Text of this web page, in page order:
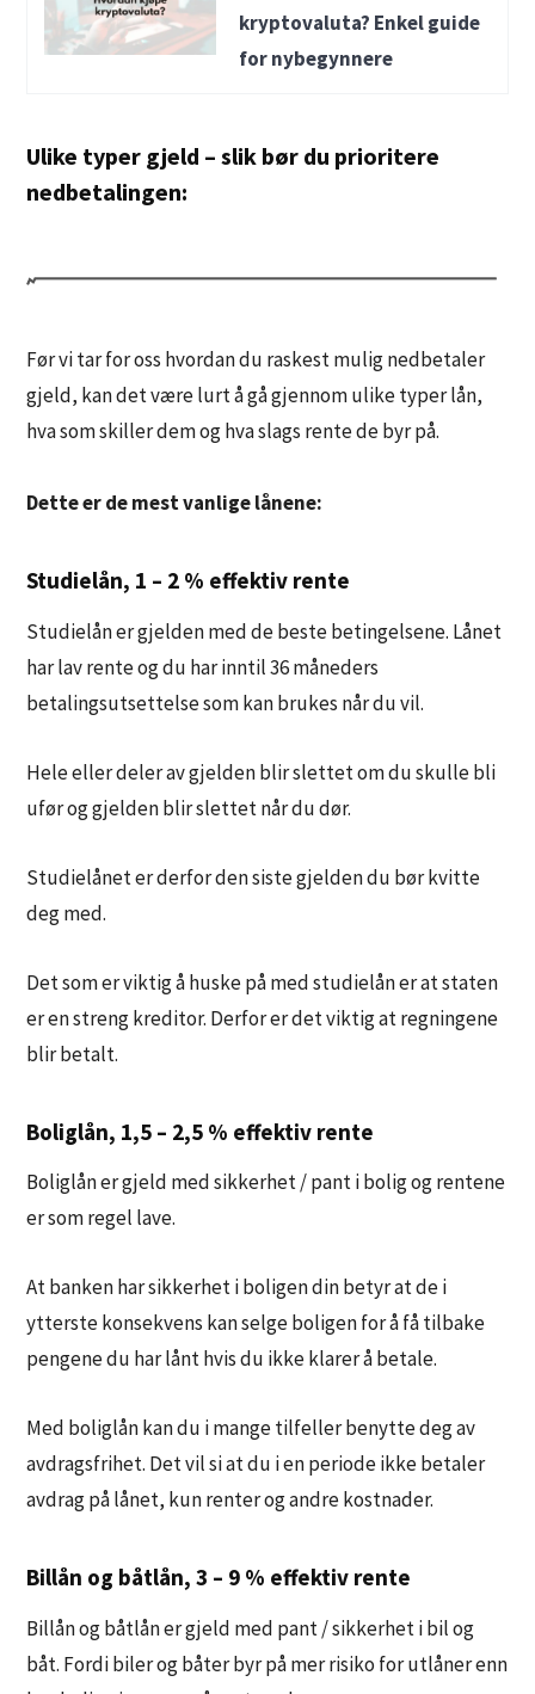
kryptovaluta? Enkel guide
for nybegynnere
Ulike typer gjeld – slik bør du prioritere
nedbetalingen:
Før vi tar for oss hvordan du raskest mulig nedbetaler
gjeld, kan det være lurt å gå gjennom ulike typer lån,
hva som skiller dem og hva slags rente de byr på.
Dette er de mest vanlige lånene:
Studielån, 1 – 2 % effektiv rente
Studielån er gjelden med de beste betingelsene. Lånet
har lav rente og du har inntil 36 måneders
betalingsutsettelse som kan brukes når du vil.
Hele eller deler av gjelden blir slettet om du skulle bli
ufør og gjelden blir slettet når du dør.
Studielånet er derfor den siste gjelden du bør kvitte
deg med.
Det som er viktig å huske på med studielån er at staten
er en streng kreditor. Derfor er det viktig at regningene
blir betalt.
Boliglån, 1,5 – 2,5 % effektiv rente
Boliglån er gjeld med sikkerhet / pant i bolig og rentene
er som regel lave.
At banken har sikkerhet i boligen din betyr at de i
ytterste konsekvens kan selge boligen for å få tilbake
pengene du har lånt hvis du ikke klarer å betale.
Med boliglån kan du i mange tilfeller benytte deg av
avdragsfrihet. Det vil si at du i en periode ikke betaler
avdrag på lånet, kun renter og andre kostnader.
Billån og båtlån, 3 – 9 % effektiv rente
Billån og båtlån er gjeld med pant / sikkerhet i bil og
båt. Fordi biler og båter byr på mer risiko for utlåner enn